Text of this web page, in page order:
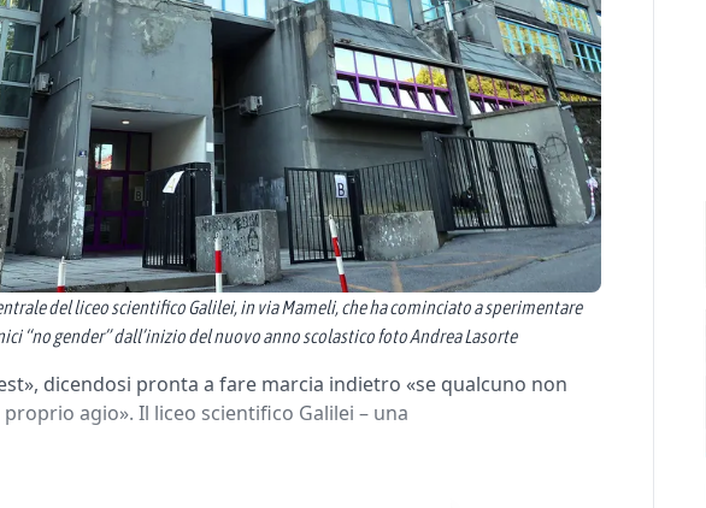
del liceo scientifico Galilei, in via Mameli, che ha cominciato a sperimentare
“no gender” dall’inizio del nuovo anno scolastico foto Andrea Lasorte
dicendosi pronta a fare marcia indietro «se qualcuno non
agio». Il liceo scientifico Galilei – una